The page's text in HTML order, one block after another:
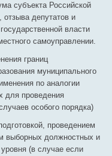
субъекта Российской
депутатов и
власти
самоуправлении.
границ
муниципального
по аналогии
для проведения
особого порядка)
проведением
выборных должностных и
(в случае если